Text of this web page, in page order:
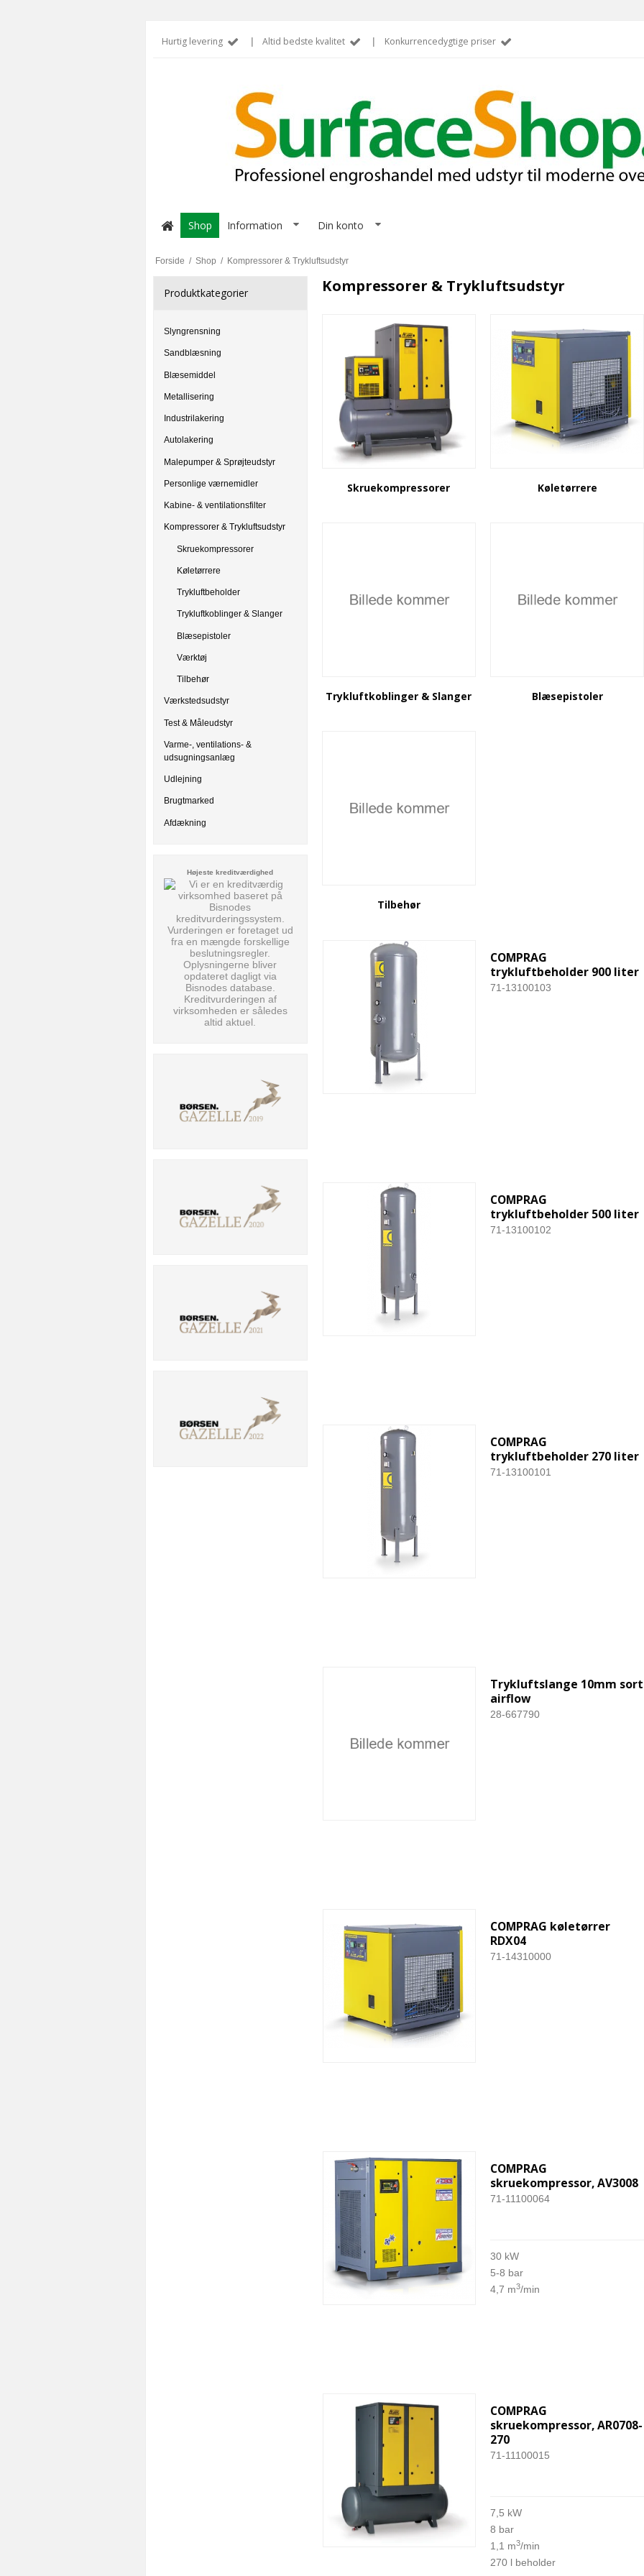
Hurtig levering | Altid bedste kvalitet | Konkurrencedygtige priser
Shop Information Din konto
Forside / Shop / Kompressorer & Trykluftsudstyr
Produktkategorier
Slyngrensning
Sandblæsning
Blæsemiddel
Metallisering
Industrilakering
Autolakering
Malepumper & Sprøjteudstyr
Personlige værnemidler
Kabine- & ventilationsfilter
Kompressorer & Trykluftsudstyr
Skruekompressorer
Køletørrere
Trykluftbeholder
Trykluftkoblinger & Slanger
Blæsepistoler
Værktøj
Tilbehør
Værkstedsudstyr
Test & Måleudstyr
Varme-, ventilations- &
udsugningsanlæg
Udlejning
Brugtmarked
Afdækning
Højeste kreditværdighed
Kompressorer & Trykluftsudstyr
Skruekompressorer Køletørrere
Trykluftkoblinger & Slanger Blæsepistoler
Tilbehør
COMPRAG
trykluftbeholder 900 liter
71-13100103
COMPRAG
trykluftbeholder 500 liter
71-13100102
COMPRAG
trykluftbeholder 270 liter
71-13100101
Trykluftslange 10mm sort
airflow
28-667790
COMPRAG køletørrer
RDX04
71-14310000
COMPRAG
skruekompressor, AV3008
71-11100064
30 kW
5-8 bar
4,7 m3/min
COMPRAG
skruekompressor, AR0708-
270
71-11100015
7,5 kW
8 bar
1,1 m3/min
270 l beholder